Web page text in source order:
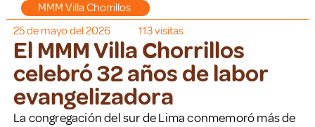
MMM Villa Chorrillos
25 de mayo del 2026
113visitas
El MMM Villa Chorrillos
celebró 32 años de labor
evangelizadora
La congregación del sur de Lima conmemoró más de